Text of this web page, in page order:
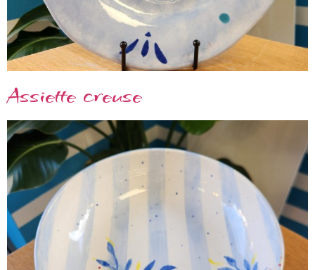
Assiette creuse